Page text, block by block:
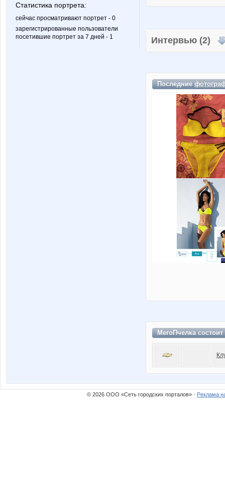
Статистика портрета:
сейчас просматривают портрет - 0
зарегистрированные пользователи
посетившие портрет за 7 дней - 1
Интервью (2)
Последние
МегоПчелка
© 2026 ООО «Сеть городских порталов» · Реклама